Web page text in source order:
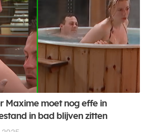
Maxime moet nog effe in
in bad blijven zitten